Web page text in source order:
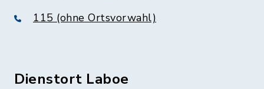
115 (ohne Ortsvorwahl)
Dienstort Laboe